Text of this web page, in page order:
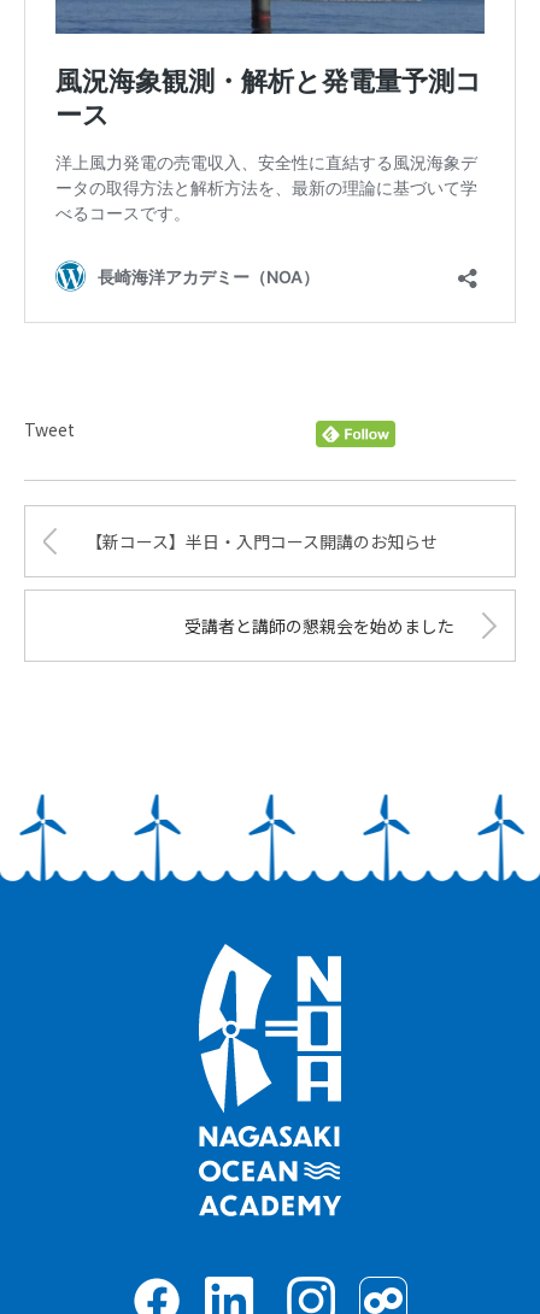
Tweet
【新コース】半日・入門コース開講のお知らせ
受講者と講師の懇親会を始めました